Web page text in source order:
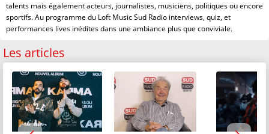
talents mais également acteurs, journalistes, musiciens, politiques ou encore
sportifs. Au programme du Loft Music Sud Radio interviews, quiz, et
performances lives inédites dans une ambiance plus que conviviale.
Les articles